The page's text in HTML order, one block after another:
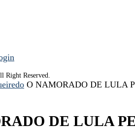
Right Reserved.
O NAMORADO DE LULA
DE LULA